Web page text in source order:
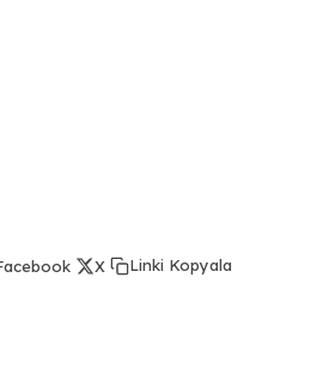
X Linki Kopyala